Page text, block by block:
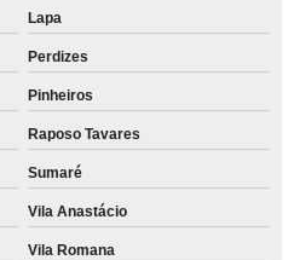
Lapa
Perdizes
Pinheiros
Raposo Tavares
Sumaré
Vila Anastácio
Vila Romana